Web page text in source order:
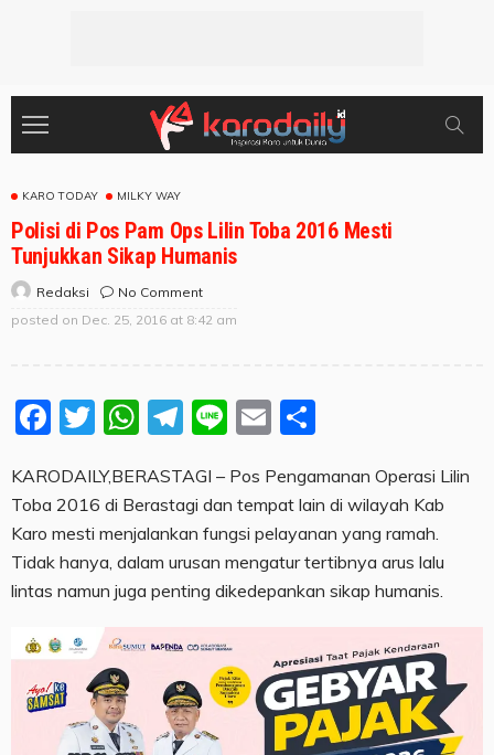
KARO TODAY MILKY WAY
Polisi di Pos Pam Ops Lilin Toba 2016 Mesti
Tunjukkan Sikap Humanis
Redaksi
No Comment
posted on Dec. 25, 2016 at 8:42 am
Facebook
Twitter
WhatsApp
Telegram
LineEmail
KARODAILY,BERASTAGI – Pos Pengamanan Operasi Lilin
Toba 2016 di Berastagi dan tempat lain di wilayah Kab
Karo mesti menjalankan fungsi pelayanan yang ramah.
Tidak hanya, dalam urusan mengatur tertibnya arus lalu
lintas namun juga penting dikedepankan sikap humanis.